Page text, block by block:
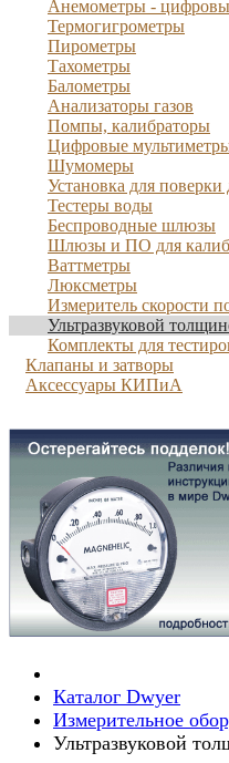
Анемометры -
Термогигрометры
Пирометры
Тахометры
Балометры
Анализаторы газов
Помпы, калибраторы
Цифровые
Шумомеры
Установка для поверки
Тестеры воды
Беспроводные шлюзы
Шлюзы и ПО для
Ваттметры
Люксметры
Измеритель скорости
Ультразвуковой
Комплекты для
Клапаны и затворы
Аксессуары КИПиА
Каталог Dwyer
Измерительное
Ультразвуковой